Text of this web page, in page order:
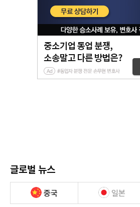
글로벌 뉴스
중국 일본